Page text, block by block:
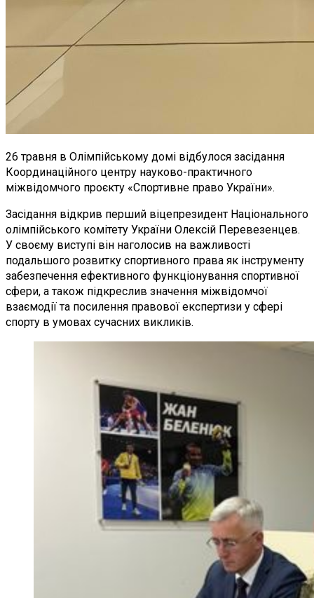
26 травня в Олімпійському домі відбулося засідання
Координаційного центру науково-практичного
міжвідомчого проєкту «Спортивне право України».
Засідання відкрив перший віцепрезидент Національного
олімпійського комітету України Олексій Перевезенцев.
У своєму виступі він наголосив на важливості
подальшого розвитку спортивного права як інструменту
забезпечення ефективного функціонування спортивної
сфери, а також підкреслив значення міжвідомчої
взаємодії та посилення правової експертизи у сфері
спорту в умовах сучасних викликів.